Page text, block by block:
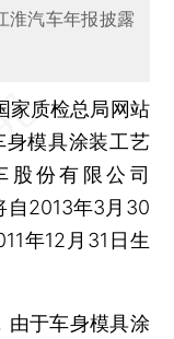
淮汽车年报披露
家质检总局网站
身模具涂装工艺
股份有限公司
自2013年3月30
年12月31日生
于车身模具涂